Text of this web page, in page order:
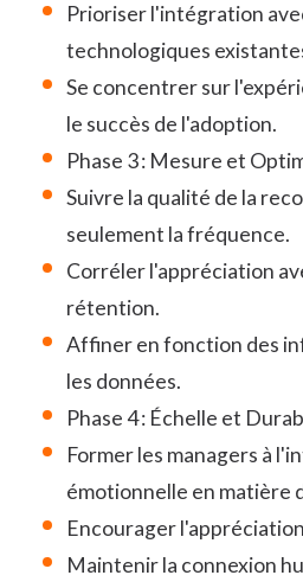
Prioriser l'intégration
technologiques
Se concentrer sur
le succès de l'adoption.
Phase 3 : Mesure et
Suivre la qualité de la
seulement la fréquence.
Corréler l'appréciation
rétention.
Affiner en fonction des
les données.
Phase 4 : Échelle et
Former les managers à
émotionnelle en matière
Encourager
Maintenir la connexion